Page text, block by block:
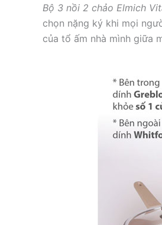
Bộ 3 nồi 2 chảo Elmich
chọn nặng ký khi mọi
của tổ ấm nhà mình giữa